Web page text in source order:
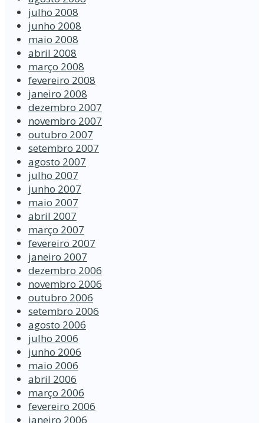
julho 2008
junho 2008
maio 2008
abril 2008
março 2008
fevereiro 2008
janeiro 2008
dezembro 2007
novembro 2007
outubro 2007
setembro 2007
agosto 2007
julho 2007
junho 2007
maio 2007
abril 2007
março 2007
fevereiro 2007
janeiro 2007
dezembro 2006
novembro 2006
outubro 2006
setembro 2006
agosto 2006
julho 2006
junho 2006
maio 2006
abril 2006
março 2006
fevereiro 2006
janeiro 2006